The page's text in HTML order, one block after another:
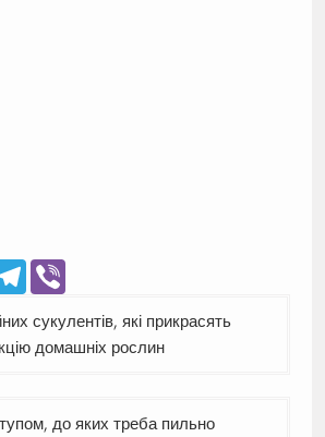
Telegram
Viber
сукулентів, які прикрасять
домашніх рослин
до яких треба пильно